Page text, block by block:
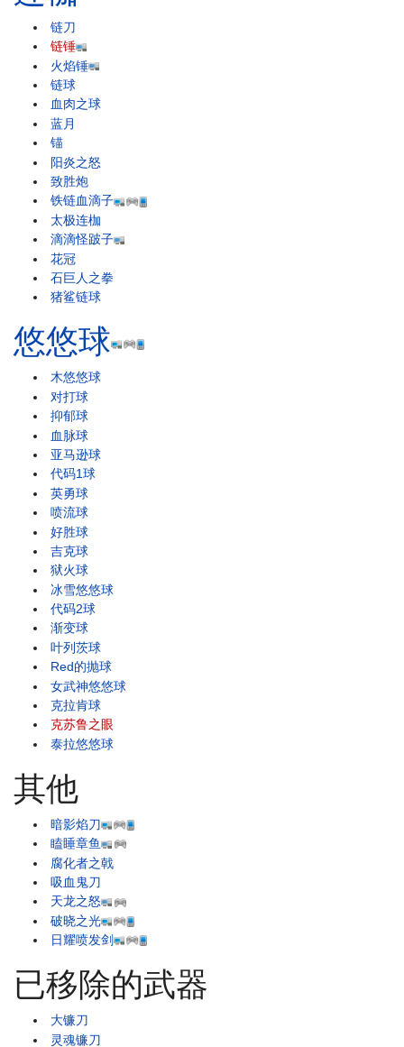
链刀
链锤
火焰锤
链球
血肉之球
蓝月
锚
阳炎之怒
致胜炮
铁链血滴子
太极连枷
滴滴怪跛子
花冠
石巨人之拳
猪鲨链球
悠悠球
木悠悠球
对打球
抑郁球
血脉球
亚马逊球
代码1球
英勇球
喷流球
好胜球
吉克球
狱火球
冰雪悠悠球
代码2球
渐变球
叶列茨球
Red的抛球
女武神悠悠球
克拉肯球
克苏鲁之眼
泰拉悠悠球
其他
暗影焰刀
瞌睡章鱼
腐化者之戟
吸血鬼刀
天龙之怒
破晓之光
日耀喷发剑
已移除的武器
大镰刀
灵魂镰刀